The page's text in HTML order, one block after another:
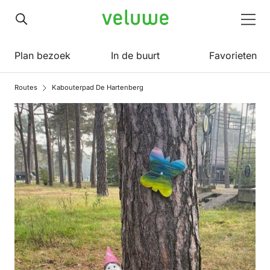
Veluwe
Plan bezoek In de buurt Favorieten
Routes Kabouterpad De Hartenberg